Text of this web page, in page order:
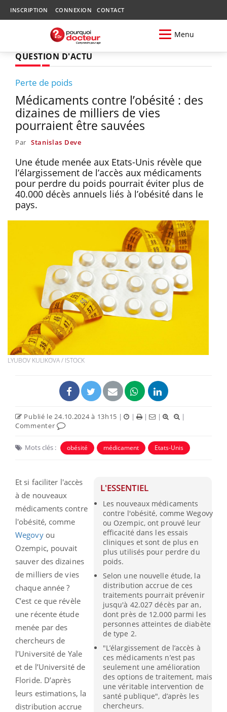
INSCRIPTION CONNEXION CONTACT
Menu
QUESTION D'ACTU
Perte de poids
Médicaments contre l’obésité : des
dizaines de milliers de vies
pourraient être sauvées
Par Stanislas Deve
Une étude menée aux Etats-Unis révèle que
l’élargissement de l’accès aux médicaments
pour perdre du poids pourrait éviter plus de
40.000 décès annuels liés à l’obésité dans le
pays.
LYUBOV KULIKOVA / ISTOCK
Publié le 24.10.2024 à 13h15 | | | |
|
Commenter
Mots clés : obésité médicament Etats-Unis
L'ESSENTIEL
Les nouveaux médicaments
contre l'obésité, comme Wegovy
ou Ozempic, ont prouvé leur
efficacité dans les essais
cliniques et sont de plus en
plus utilisés pour perdre du
poids.
Selon une nouvelle étude, la
distribution accrue de ces
traitements pourrait prévenir
jusqu'à 42.027 décès par an,
dont près de 12.000 parmi les
personnes atteintes de diabète
de type 2.
"L’élargissement de l’accès à
ces médicaments n’est pas
seulement une amélioration
des options de traitement, mais
une véritable intervention de
santé publique", d’après les
chercheurs.
Et si faciliter l'accès
à de nouveaux
médicaments contre
l'obésité, comme
Wegovyou
Ozempic, pouvait
sauver des dizaines
de milliers de vies
chaque année ?
C’est ce que révèle
une récente étude
menée par des
chercheurs de
l’Université de Yale
et de l’Université de
Floride. D’après
leurs estimations, la
distribution accrue